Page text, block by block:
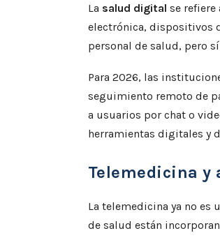
La salud digital se
electrónica, dispositivos
personal de salud, pero
Para 2026, las
seguimiento remoto de
a usuarios por chat o
herramientas digitales y
Telemedicina y
La telemedicina ya no es
de salud están